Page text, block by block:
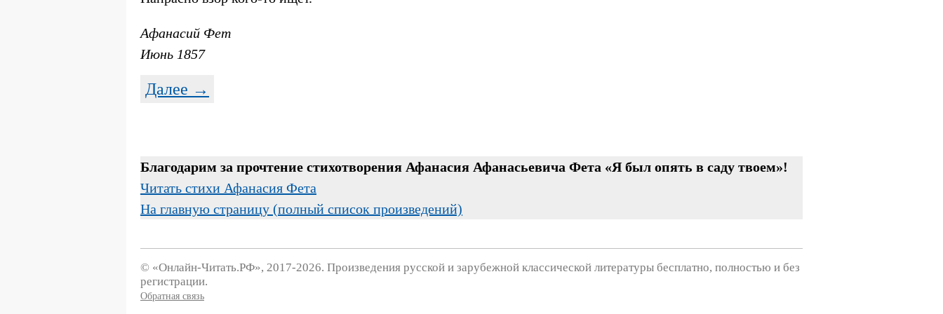
Афанасий Фет
Июнь 1857
Далее →
Благодарим за прочтение стихотворения Афанасия Афанасьевича Фета «Я был опять в саду твоем»!
Читать стихи Афанасия Фета
На главную страницу (полный список произведений)
© «Онлайн-Читать.РФ», 2017-2026. Произведения русской и зарубежной классической литературы бесплатно, полностью и без
регистрации.
Обратная связь